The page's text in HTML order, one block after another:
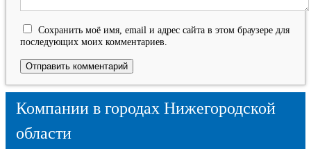
Сохранить моё имя, email и адрес сайта в этом браузере для
последующих моих комментариев.
Компании в городах Нижегородской
области